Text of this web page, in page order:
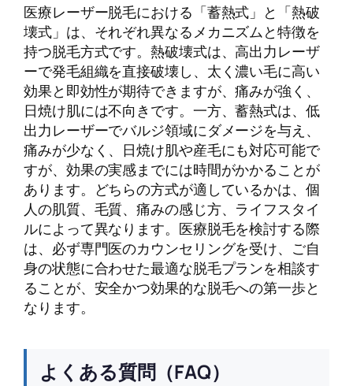
医療レーザー脱毛における「蓄熱式」と「熱破
壊式」は、それぞれ異なるメカニズムと特徴を
持つ脱毛方式です。熱破壊式は、高出力レーザ
ーで発毛組織を直接破壊し、太く濃い毛に高い
効果と即効性が期待できますが、痛みが強く、
日焼け肌には不向きです。一方、蓄熱式は、低
出力レーザーでバルジ領域にダメージを与え、
痛みが少なく、日焼け肌や産毛にも対応可能で
すが、効果の実感までには時間がかかることが
あります。どちらの方式が適しているかは、個
人の肌質、毛質、痛みの感じ方、ライフスタイ
ルによって異なります。医療脱毛を検討する際
は、必ず専門医のカウンセリングを受け、ご自
身の状態に合わせた最適な脱毛プランを相談す
ることが、安全かつ効果的な脱毛への第一歩と
なります。
よくある質問（FAQ）